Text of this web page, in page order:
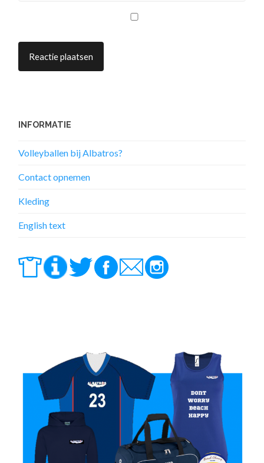
INFORMATIE
Volleyballen bij Albatros?
Contact opnemen
Kleding
English text